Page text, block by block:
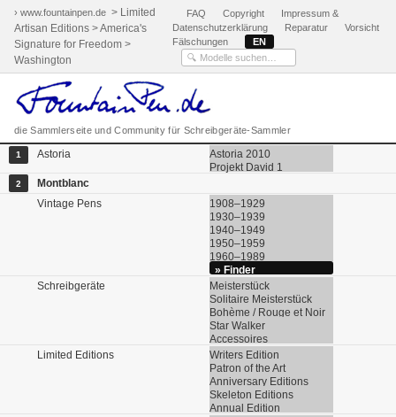
› www.fountainpen.de > Limited
Artisan Editions > America's
Signature for Freedom >
Washington
FAQ Copyright
Impressum &
Datenschutzerklärung
Reparatur
Vorsicht
Fälschungen
EN
die Sammlerseite und Community für Schreibgeräte-Sammler
1 Astoria
Astoria 2010
Projekt David 1
2
Montblanc
Vintage Pens
1908–1929
1930–1939
1940–1949
1950–1959
1960–1989
» Finder
Schreibgeräte
Meisterstück
Solitaire Meisterstück
Bohème / Rouge et Noir
Star Walker
Accessoires
Limited Editions
Writers Edition
Patron of the Art
Anniversary Editions
Skeleton Editions
Annual Edition